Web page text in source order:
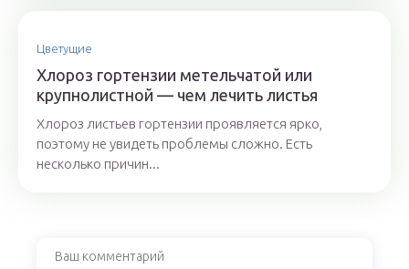
Цветущие
Хлороз гортензии метельчатой или
крупнолистной — чем лечить листья
Хлороз листьев гортензии проявляется ярко,
поэтому не увидеть проблемы сложно. Есть
несколько причин...